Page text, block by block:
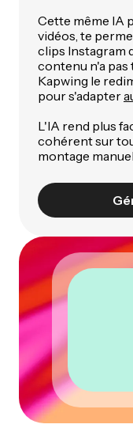
Cette même IA
vidéos, te
clips Instagram
contenu n'a pas
Kapwing le
pour s'adapter
L'IA rend plus
cohérent sur
montage